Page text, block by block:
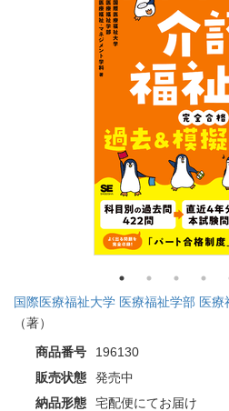
国際医療福祉大学 医療福祉学部 医
（著）
商品番号
196130
販売状態
発売中
納品形態
宅配便にてお届け